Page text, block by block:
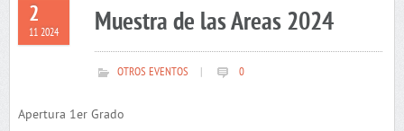
2
11 2024 Muestra de las Areas 2024
OTROS EVENTOS 0
Apertura 1er Grado